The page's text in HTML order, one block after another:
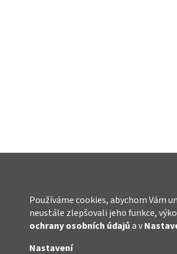
Používáme cookies, abychom Vám
neustále zlepšovali jeho funkce,
ochrany osobních údajůa v
Nastavení